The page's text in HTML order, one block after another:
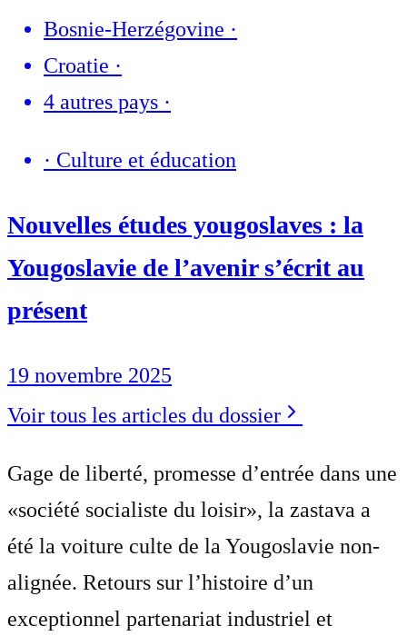
Bosnie-Herzégovine ·
Croatie ·
4 autres pays ·
· Culture et éducation
Nouvelles études yougoslaves : la
Yougoslavie de l’avenir s’écrit au
présent
19 novembre 2025
Voir tous les articles du dossier
Gage de liberté, promesse d’entrée dans une
«société socialiste du loisir», la zastava a
été la voiture culte de la Yougoslavie non-
alignée. Retours sur l’histoire d’un
exceptionnel partenariat industriel et